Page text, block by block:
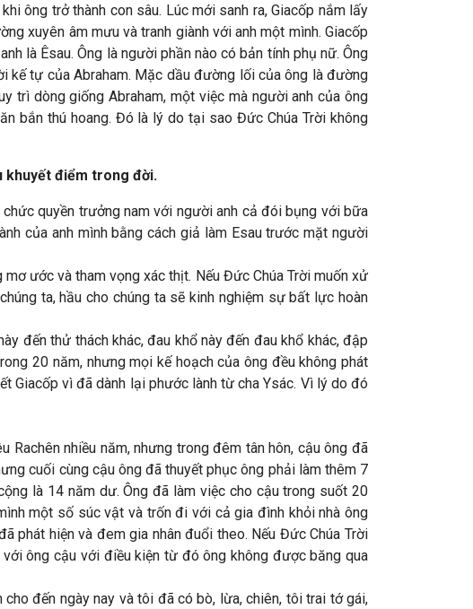
ông trở thành con sâu. Lúc mới sanh ra, Giacốp nắm lấy
xuyên âm mưu và tranh giành với anh một mình. Giacốp
là Êsau. Ông là người phần nào có bản tính phụ nữ. Ông
kế tự của Abraham. Mặc dầu đường lối của ông là đường
trì dòng giống Abraham, một việc mà người anh của ông
bắn thú hoang. Đó là lý do tại sao Đức Chúa Trời không
khuyết điểm trong đời.
quyền trưởng nam với người anh cả đói bụng với bữa
của anh mình bằng cách giả làm Esau trước mặt người
ước và tham vọng xác thịt. Nếu Đức Chúa Trời muốn xử
ta, hầu cho chúng ta sẽ kinh nghiệm sự bất lực hoàn
đến thử thách khác, đau khổ này đến đau khổ khác, đập
20 năm, nhưng mọi kế hoạch của ông đều không phát
Giacốp vì đã dành lại phước lành từ cha Ysác. Vì lý do đó
nhiều năm, nhưng trong đêm tân hôn, cậu ông đã
cuối cùng cậu ông đã thuyết phục ông phải làm thêm 7
là 14 năm dư. Ông đã làm việc cho cậu trong suốt 20
một số súc vật và trốn đi với cả gia đình khỏi nhà ông
phát hiện và đem gia nhân đuổi theo. Nếu Đức Chúa Trời
ông cậu với điều kiện từ đó ông không được băng qua
đến ngày nay và tôi đã có bò, lừa, chiên, tôi trai tớ gái,